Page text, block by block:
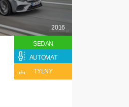
2016
SEDAN
AUTOMAT
TYLNY